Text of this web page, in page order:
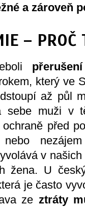
a zároveň
–
který ve
až půl
sebe muži v
před
nebo
v
žena. U
je často
ze ztráty